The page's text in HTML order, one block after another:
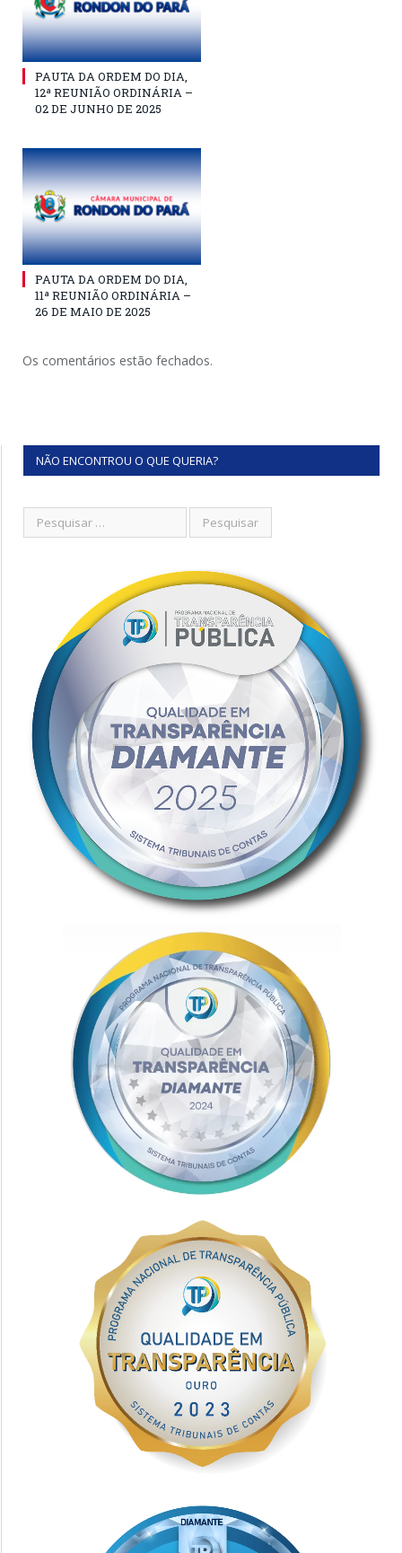
PAUTA DA ORDEM DO DIA,
12ª REUNIÃO ORDINÁRIA –
02 DE JUNHO DE 2025
PAUTA DA ORDEM DO DIA,
11ª REUNIÃO ORDINÁRIA –
26 DE MAIO DE 2025
Os comentários estão fechados.
NÃO ENCONTROU O QUE QUERIA?